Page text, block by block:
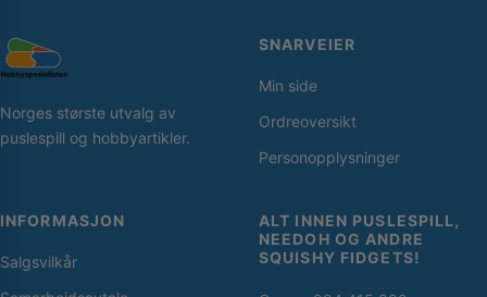
Norges største utvalg av
puslespill og hobbyartikler.
SNARVEIER
Min side
Ordreoversikt
Personopplysninger
INFORMASJON
Salgsvilkår
ALT INNEN PUSLESPILL,
NEEDOH OG ANDRE
SQUISHY FIDGETS!